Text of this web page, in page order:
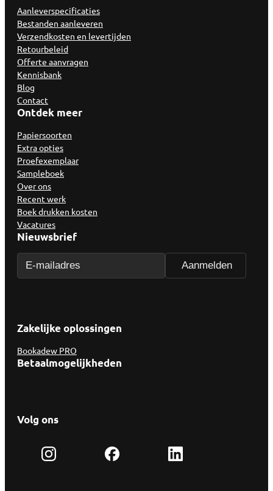
Aanleverspecificaties
Bestanden aanleveren
Verzendkosten en levertijden
Retourbeleid
Offerte aanvragen
Kennisbank
Blog
Contact
Ontdek meer
Papiersoorten
Extra opties
Proefexemplaar
Sampleboek
Over ons
Recent werk
Boek drukken kosten
Vacatures
Nieuwsbrief
Zakelijke oplossingen
Bookadew PRO
Betaalmogelijkheden
Volg ons